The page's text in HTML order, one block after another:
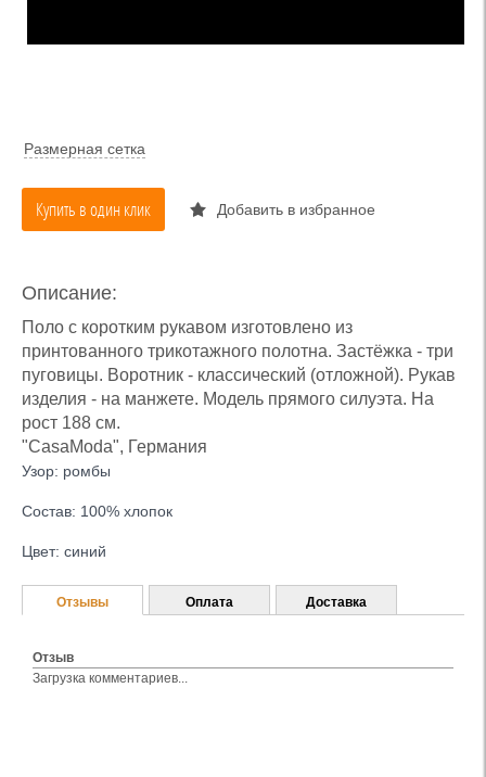
Размерная сетка
Купить в один клик Добавить в избранное
Описание:
Поло с коротким рукавом изготовлено из
принтованного трикотажного полотна. Застёжка - три
пуговицы. Воротник - классический (отложной). Рукав
изделия - на манжете. Модель прямого силуэта. На
рост 188 см.
"CasaModa", Германия
Узор: ромбы
Состав: 100% хлопок
Цвет: синий
Отзывы
Отзыв
Загрузка комментариев...
Оплата Доставка